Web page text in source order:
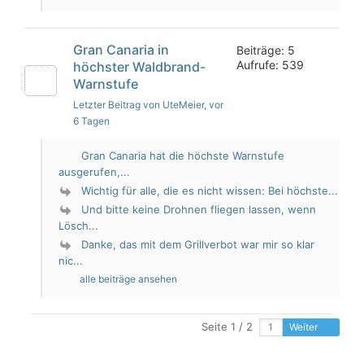
Gran Canaria in
höchster Waldbrand-
Warnstufe
Letzter Beitrag von UteMeier, vor
6 Tagen
Beiträge: 5
Aufrufe: 539
Gran Canaria hat die höchste Warnstufe
ausgerufen,...
Wichtig für alle, die es nicht wissen: Bei höchste...
Und bitte keine Drohnen fliegen lassen, wenn
Lösch...
Danke, das mit dem Grillverbot war mir so klar
nic...
alle beiträge ansehen
Seite 1 / 2 Weiter